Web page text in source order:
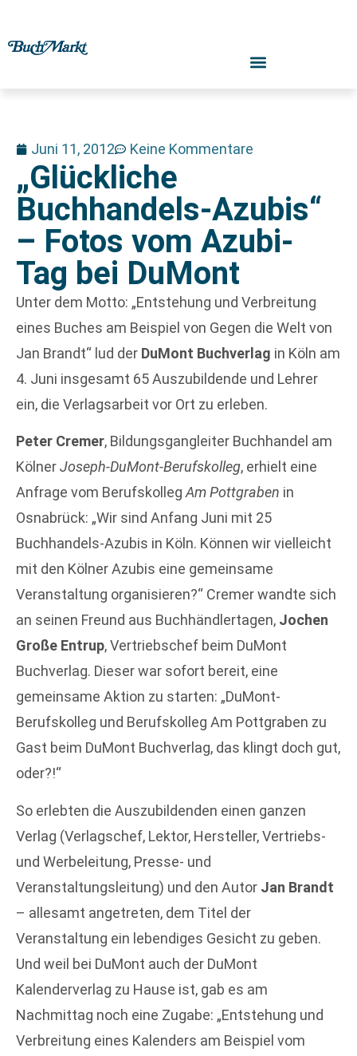
Juni 11, 2012 Keine Kommentare
„Glückliche
Buchhandels-Azubis“
– Fotos vom Azubi-
Tag bei DuMont
Unter dem Motto: „Entstehung und Verbreitung
eines Buches am Beispiel von Gegen die Welt von
Jan Brandt“ lud der DuMont Buchverlag in Köln am
4. Juni insgesamt 65 Auszubildende und Lehrer
ein, die Verlagsarbeit vor Ort zu erleben.
Peter Cremer, Bildungsgangleiter Buchhandel am
KölnerJoseph-DuMont-Berufskolleg, erhielt eine
Anfrage vom BerufskollegAm Pottgraben in
Osnabrück: „Wir sind Anfang Juni mit 25
Buchhandels-Azubis in Köln. Können wir vielleicht
mit den Kölner Azubis eine gemeinsame
Veranstaltung organisieren?“ Cremer wandte sich
an seinen Freund aus Buchhändlertagen, Jochen
Große Entrup, Vertriebschef beim DuMont
Buchverlag. Dieser war sofort bereit, eine
gemeinsame Aktion zu starten: „DuMont-
Berufskolleg und Berufskolleg Am Pottgraben zu
Gast beim DuMont Buchverlag, das klingt doch gut,
oder?!“
So erlebten die Auszubildenden einen ganzen
Verlag (Verlagschef, Lektor, Hersteller, Vertriebs-
und Werbeleitung, Presse- und
Veranstaltungsleitung) und den Autor Jan Brandt
– allesamt angetreten, dem Titel der
Veranstaltung ein lebendiges Gesicht zu geben.
Und weil bei DuMont auch der DuMont
Kalenderverlag zu Hause ist, gab es am
Nachmittag noch eine Zugabe: „Entstehung und
Verbreitung eines Kalenders am Beispiel vom